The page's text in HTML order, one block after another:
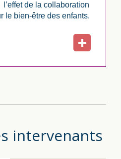
l’effet de la collaboration
le bien-être des enfants.
intervenants